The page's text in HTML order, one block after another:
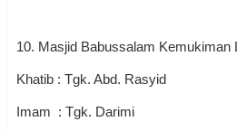
10. Masjid Babussalam Kemukiman
Khatib : Tgk. Abd. Rasyid
Imam : Tgk. Darimi